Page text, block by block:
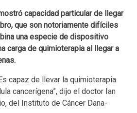
capacidad particular de llegar
que son notoriamente difíciles
una especie de dispositivo
carga de quimioterapia al llegar a
capaz de llevar la quimioterapia
cancerígena”, dijo el doctor Ian
del Instituto de Cáncer Dana-